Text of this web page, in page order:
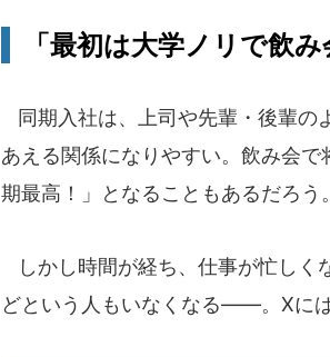
「最初は大学ノリで飲
同期入社は、上司や先輩・後輩の
あえる関係になりやすい。飲み会
期最高！」となることもあるだろう
しかし時間が経ち、仕事が忙しく
どという人もいなくなる――。Xに